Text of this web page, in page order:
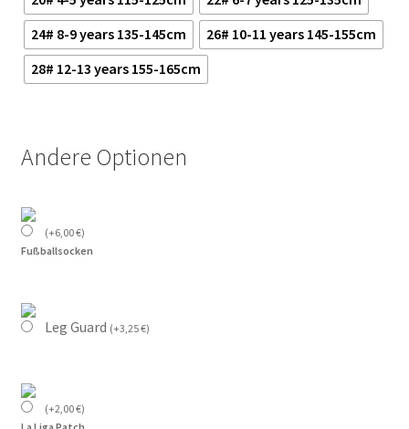
24# 8-9 years 135-145cm
26# 10-11 years 145-155cm
28# 12-13 years 155-165cm
Andere Optionen
(+6,00€)
Fußballsocken
Leg Guard (+3,25€)
(+2,00€)